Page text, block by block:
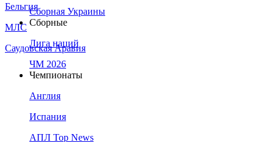
Бельгия
МЛС
Саудовская Аравия
Сборная Украины
Сборные
Лига наций
ЧМ 2026
Чемпионаты
Англия
Испания
АПЛ Top News